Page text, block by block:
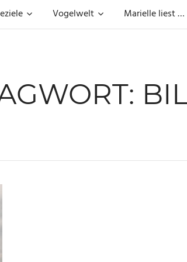
Vogelwelt Marielle liest …